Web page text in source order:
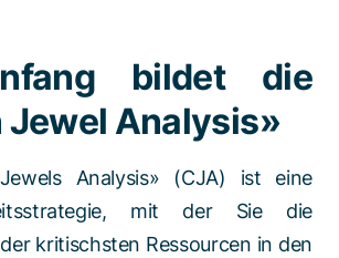
bildet die
Jewel Analysis»
Analysis» (CJA) ist eine
mit der Sie die
kritischsten Ressourcen in den